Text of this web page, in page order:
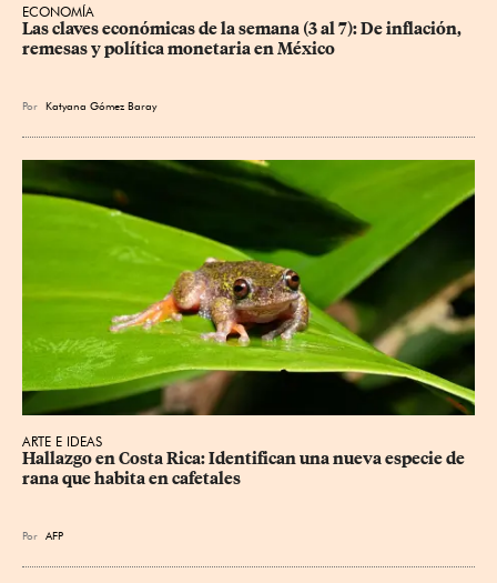
ECONOMÍA
Las claves económicas de la semana (3 al 7): De inflación,
remesas y política monetaria en México
Por Katyana Gómez Baray
ARTE E IDEAS
Hallazgo en Costa Rica: Identifican una nueva especie de
rana que habita en cafetales
Por AFP